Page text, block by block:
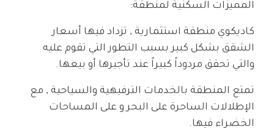
المميزات السكنية لمنطقة:
كاديكوي منطقة استثمارية , تزداد فيها أسعار
الشقق بشكل كبير بسبب التطور التي تقوم عليه
والتي تحقق مردوداً كبيراً عند تأجيرها أو بيعها.
تمتع المنطقة بالخدمات الترفيهية والسياحية , مع
الإطلالات الساحرة على البحر و على المساحات
الخضراء فيها.